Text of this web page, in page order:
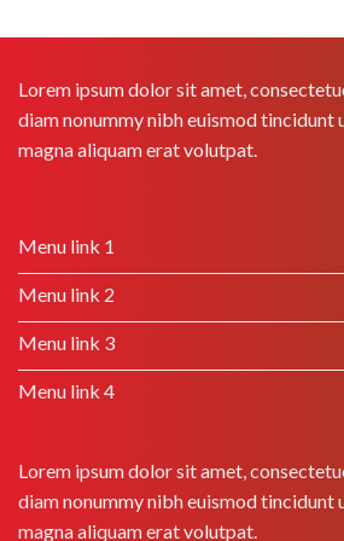
Lorem ipsum dolor sit amet,
diam nonummy nibh euismod tincidunt
magna aliquam erat volutpat.
Menu link 1
Menu link 2
Menu link 3
Menu link 4
Lorem ipsum dolor sit amet,
diam nonummy nibh euismod tincidunt
magna aliquam erat volutpat.